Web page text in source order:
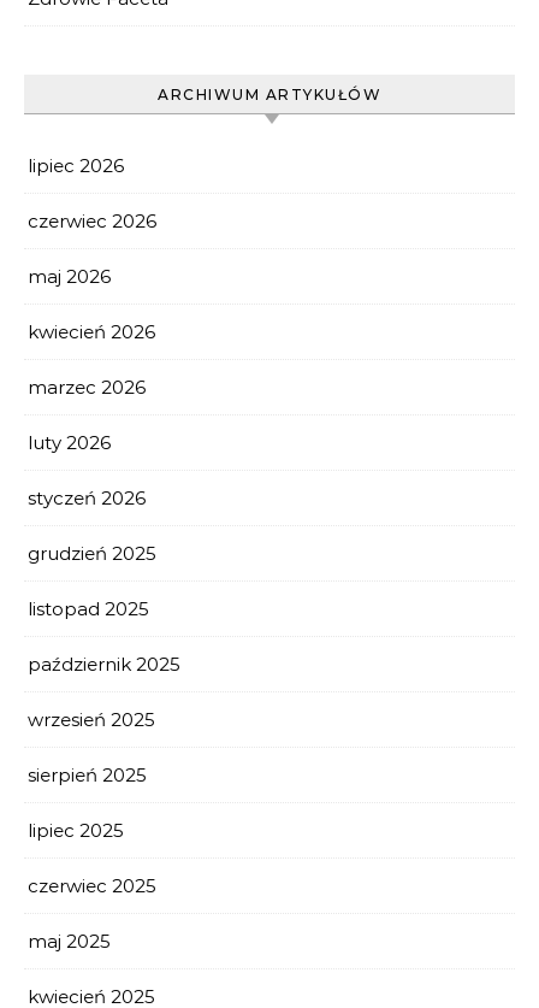
ARCHIWUM ARTYKUŁÓW
lipiec 2026
czerwiec 2026
maj 2026
kwiecień 2026
marzec 2026
luty 2026
styczeń 2026
grudzień 2025
listopad 2025
październik 2025
wrzesień 2025
sierpień 2025
lipiec 2025
czerwiec 2025
maj 2025
kwiecień 2025